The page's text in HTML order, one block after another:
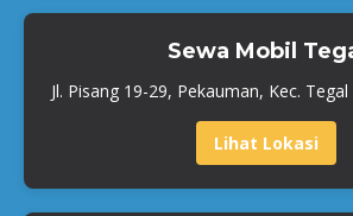
Sewa Mobil
Jl. Pisang 19-29, Pekauman, Kec.
Lihat Lokasi